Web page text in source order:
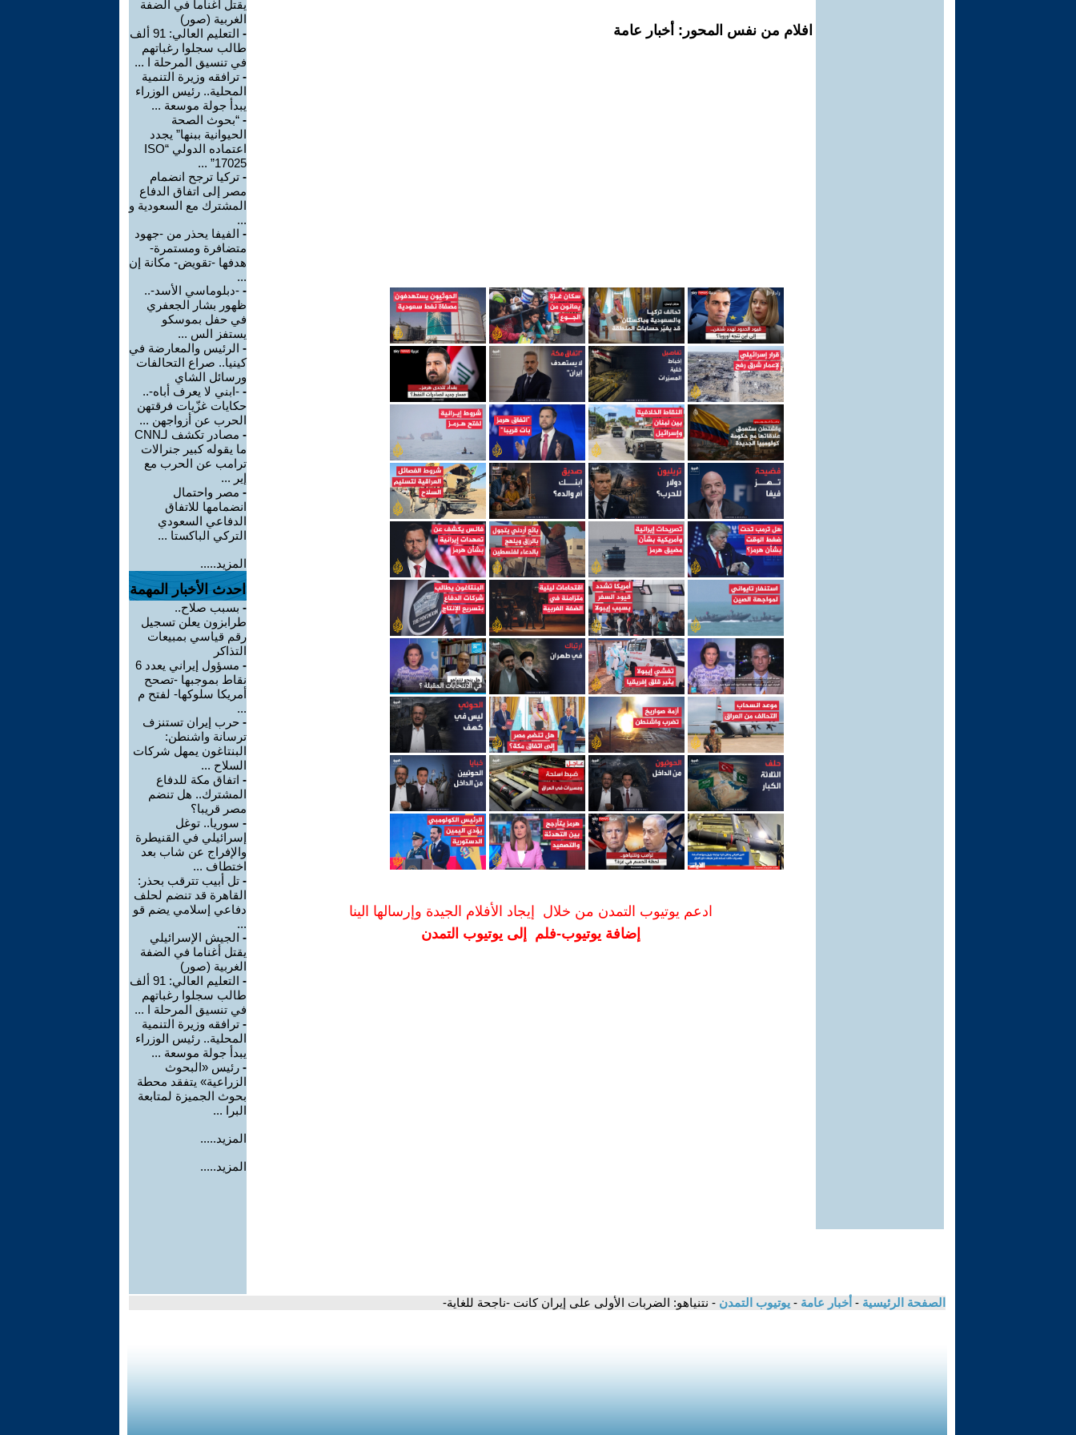
افلام من نفس المحور: أخبار عامة
ادعم يوتيوب التمدن من خلال إيجاد الأفلام الجيدة وإرسالها الينا
إضافة يوتيوب-فلم إلى يوتيوب التمدن
يقتل أغناما في الضفة
الغربية (صور)
-
التعليم العالي: 91 ألف
طالب سجلوا رغباتهم
في تنسيق المرحلة ا ...
- ترافقه وزيرة التنمية
المحلية.. رئيس الوزراء
يبدأ جولة موسعة ...
- “بحوث الصحة
الحيوانية ببنها” يجدد
اعتماده الدولي “ISO
17025” ...
- تركيا ترجح انضمام
مصر إلى اتفاق الدفاع
المشترك مع السعودية و
...
- الفيفا يحذر من -جهود
متضافرة ومستمرة-
هدفها -تقويض- مكانة إن
...
- -دبلوماسي الأسد-..
ظهور بشار الجعفري
في حفل بموسكو
يستفز الس ...
- الرئيس والمعارضة في
كينيا.. صراع التحالفات
ورسائل الشاي
- -ابني لا يعرف أباه-..
حكايات غزّيات فرقتهن
الحرب عن أزواجهن ...
-
مصادر تكشف لـCNN
ما يقوله كبير جنرالات
ترامب عن الحرب مع
إير ...
- مصر واحتمال
انضمامها للاتفاق
الدفاعي السعودي
التركي الباكستا ...
المزيد.....
احدث الأخبار المهمة
- بسبب صلاح..
طرابزون يعلن تسجيل
رقم قياسي بمبيعات
التذاكر
-
مسؤول إيراني يعدد 6
نقاط بموجبها -تصحح
أمريكا سلوكها- لفتح م
...
- حرب إيران تستنزف
ترسانة واشنطن:
البنتاغون يمهل شركات
السلاح ...
- اتفاق مكة للدفاع
المشترك.. هل تنضم
مصر قريبا؟
- سوريا.. توغل
إسرائيلي في القنيطرة
والإفراج عن شاب بعد
اختطاف ...
- تل أبيب تترقب بحذر:
القاهرة قد تنضم لحلف
دفاعي إسلامي يضم قو
...
- الجيش الإسرائيلي
يقتل أغناما في الضفة
الغربية (صور)
-
التعليم العالي: 91 ألف
طالب سجلوا رغباتهم
في تنسيق المرحلة ا ...
- ترافقه وزيرة التنمية
المحلية.. رئيس الوزراء
يبدأ جولة موسعة ...
- رئيس «البحوث
الزراعية» يتفقد محطة
بحوث الجميزة لمتابعة
البرا ...
المزيد.....
المزيد.....
الصفحة الرئيسية - أخبار عامة - يوتيوب التمدن - نتنياهو: الضربات الأولى على إيران كانت -ناجحة للغاية-